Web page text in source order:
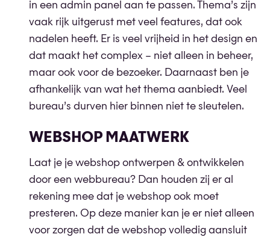
in een admin panel aan te passen. Thema’s zijn
vaak rijk uitgerust met veel features, dat ook
nadelen heeft. Er is veel vrijheid in het design en
dat maakt het complex – niet alleen in beheer,
maar ook voor de bezoeker. Daarnaast ben je
afhankelijk van wat het thema aanbiedt. Veel
bureau’s durven hier binnen niet te sleutelen.
WEBSHOP MAATWERK
Laat je je webshop ontwerpen & ontwikkelen
door een webbureau? Dan houden zij er al
rekening mee dat je webshop ook moet
presteren. Op deze manier kan je er niet alleen
voor zorgen dat de webshop volledig aansluit